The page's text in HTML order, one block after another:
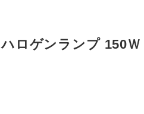
ロゲンランプ 150Ｗ